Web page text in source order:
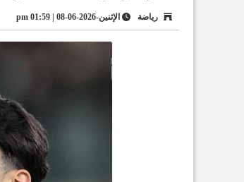
رياضة الإثنين-2026-06-08 | 01:59 pm